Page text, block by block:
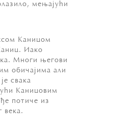
мењајући
Каницом
Иако
Многи његови
обичајима али
свака
Каницовим
потиче из
века.